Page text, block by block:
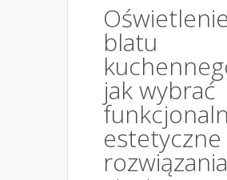
Oświetlenie
blatu
jak wybrać
estetyczne